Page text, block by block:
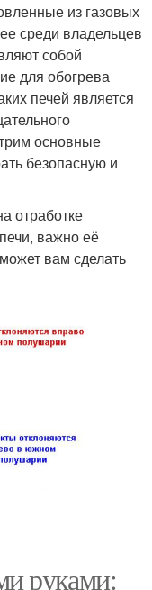
из газовых
среди владельцев
собой
для обогрева
печей является
основные
безопасную и
отработке
важно её
вам сделать
руками: